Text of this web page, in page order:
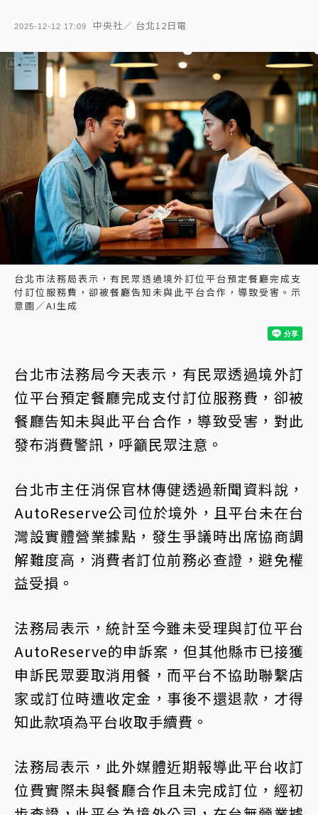
2025-12-12 17:09 中央社／ 台北12日電
台北市法務局表示，有民眾透過境外訂位平台預定餐廳完成支
付訂位服務費，卻被餐廳告知未與此平台合作，導致受害。示
意圖／AI生成
台北市法務局今天表示，有民眾透過境外訂
位平台預定餐廳完成支付訂位服務費，卻被
餐廳告知未與此平台合作，導致受害，對此
發布消費警訊，呼籲民眾注意。
台北市主任消保官林傳健透過新聞資料說，
AutoReserve公司位於境外，且平台未在台
灣設實體營業據點，發生爭議時出席協商調
解難度高，消費者訂位前務必查證，避免權
益受損。
法務局表示，統計至今雖未受理與訂位平台
AutoReserve的申訴案，但其他縣市已接獲
申訴民眾要取消用餐，而平台不協助聯繫店
家或訂位時遭收定金，事後不還退款，才得
知此款項為平台收取手續費。
法務局表示，此外媒體近期報導此平台收訂
位費實際未與餐廳合作且未完成訂位，經初